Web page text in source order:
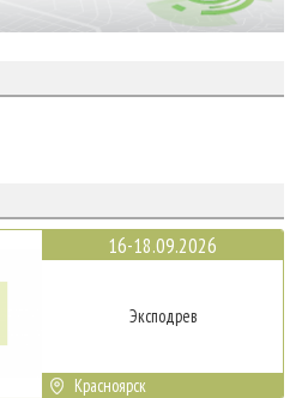
16-18.09.2026
Эксподрев
Красноярск